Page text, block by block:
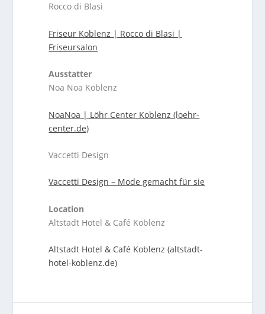
Rocco di Blasi
Friseur Koblenz | Rocco di Blasi |
Friseursalon
Ausstatter
Noa Noa Koblenz
NoaNoa | Löhr Center Koblenz (loehr-
center.de)
Vaccetti Design
Vaccetti Design – Mode gemacht für sie
Location
Altstadt Hotel & Café Koblenz
Altstadt Hotel & Café Koblenz (altstadt-
hotel-koblenz.de)